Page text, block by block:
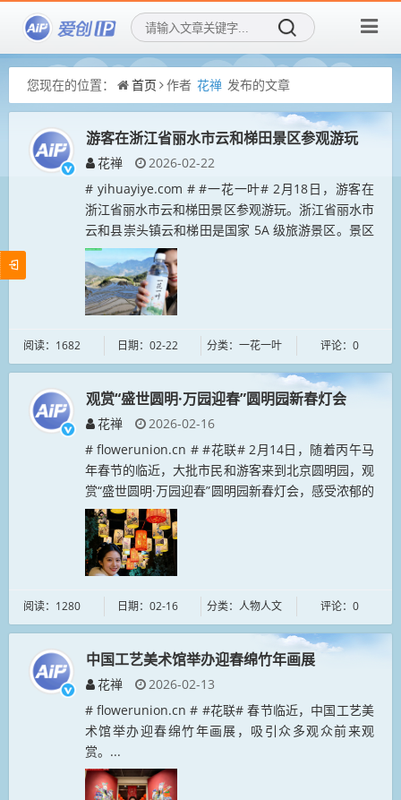
您现在的位置： 首页 作者 花禅 发布的文章
游客在浙江省丽水市云和梯田景区参观游玩
花禅
2026-02-22
# yihuayiye.com # #一花一叶# 2月18日，游客在
浙江省丽水市云和梯田景区参观游玩。浙江省丽水市
云和县崇头镇云和梯田是国家 5A 级旅游景区。景区
总面积 5.02 平方公里，是华东地区规模最大的梯
田...
阅读：1682 日期：02-22 分类：一花一叶 评论：0
观赏“盛世圆明·万园迎春”圆明园新春灯会
花禅
2026-02-16
# flowerunion.cn # #花联# 2月14日，随着丙午马
年春节的临近，大批市民和游客来到北京圆明园，观
赏“盛世圆明·万园迎春”圆明园新春灯会，感受浓郁的
年味。...
阅读：1280 日期：02-16 分类：人物人文 评论：0
中国工艺美术馆举办迎春绵竹年画展
花禅
2026-02-13
# flowerunion.cn # #花联# 春节临近，中国工艺美
术馆举办迎春绵竹年画展，吸引众多观众前来观
赏。...